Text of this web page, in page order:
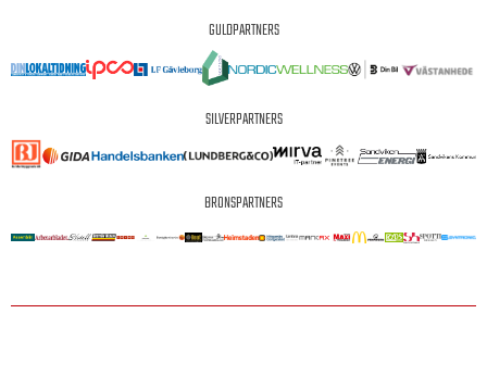
GULDPARTNERS
SILVERPARTNERS
BRONSPARTNERS